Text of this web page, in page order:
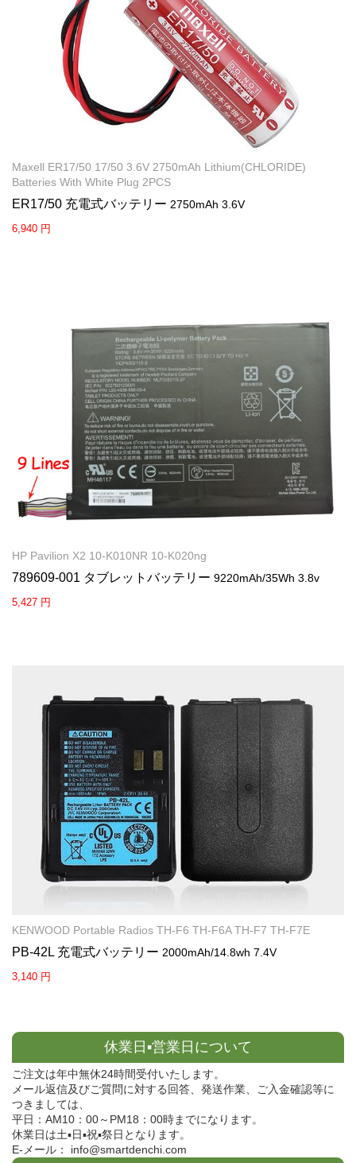
Maxell ER17/50 17/50 3.6V 2750mAh Lithium(CHLORIDE)
Batteries With White Plug 2PCS
ER17/50 充電式バッテリー 2750mAh 3.6V
6,940 円
HP Pavilion X2 10-K010NR 10-K020ng
789609-001 タブレットバッテリー 9220mAh/35Wh 3.8v
5,427 円
KENWOOD Portable Radios TH-F6 TH-F6A TH-F7 TH-F7E
PB-42L 充電式バッテリー 2000mAh/14.8wh 7.4V
3,140 円
休業日▪営業日について
ご注文は年中無休24時間受付いたします。
メール返信及びご質問に対する回答、発送作業、ご入金確認等に
つきましては、
平日：AM10：00～PM18：00時までになります。
休業日は土▪日▪祝▪祭日となります。
E-メール： info@smartdenchi.com